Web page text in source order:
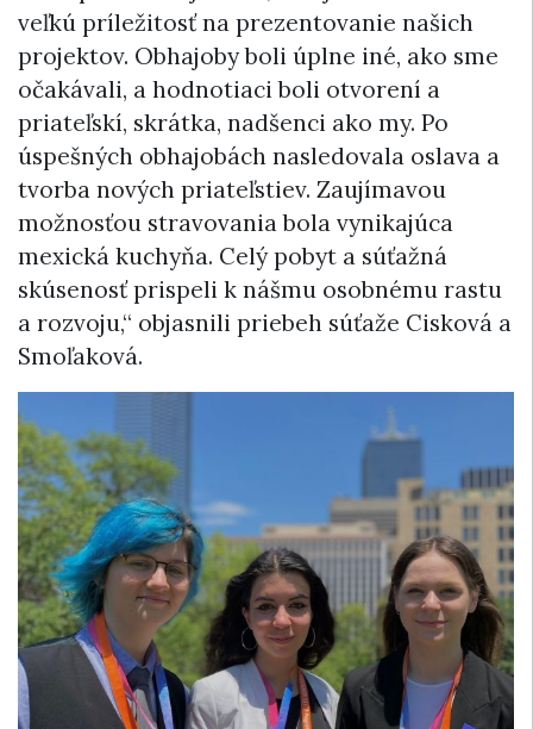
veľkú príležitosť na prezentovanie našich
projektov. Obhajoby boli úplne iné, ako sme
očakávali, a hodnotiaci boli otvorení a
priateľskí, skrátka, nadšenci ako my. Po
úspešných obhajobách nasledovala oslava a
tvorba nových priateľstiev. Zaujímavou
možnosťou stravovania bola vynikajúca
mexická kuchyňa. Celý pobyt a súťažná
skúsenosť prispeli k nášmu osobnému rastu
a rozvoju,“ objasnili priebeh súťaže Cisková a
Smoľaková.